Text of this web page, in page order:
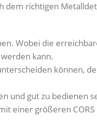
dem richtigen
Wobei die
kann.
können,
und gut zu bedienen
einer größeren